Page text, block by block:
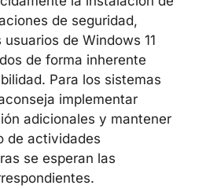
de seguridad,
de Windows 11
de forma inherente
Para los sistemas
implementar
adicionales y mantener
de actividades
se esperan las